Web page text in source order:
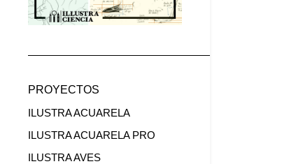
PROYECTOS
ILUSTRA ACUARELA
ILUSTRA ACUARELA PRO
ILUSTRA AVES